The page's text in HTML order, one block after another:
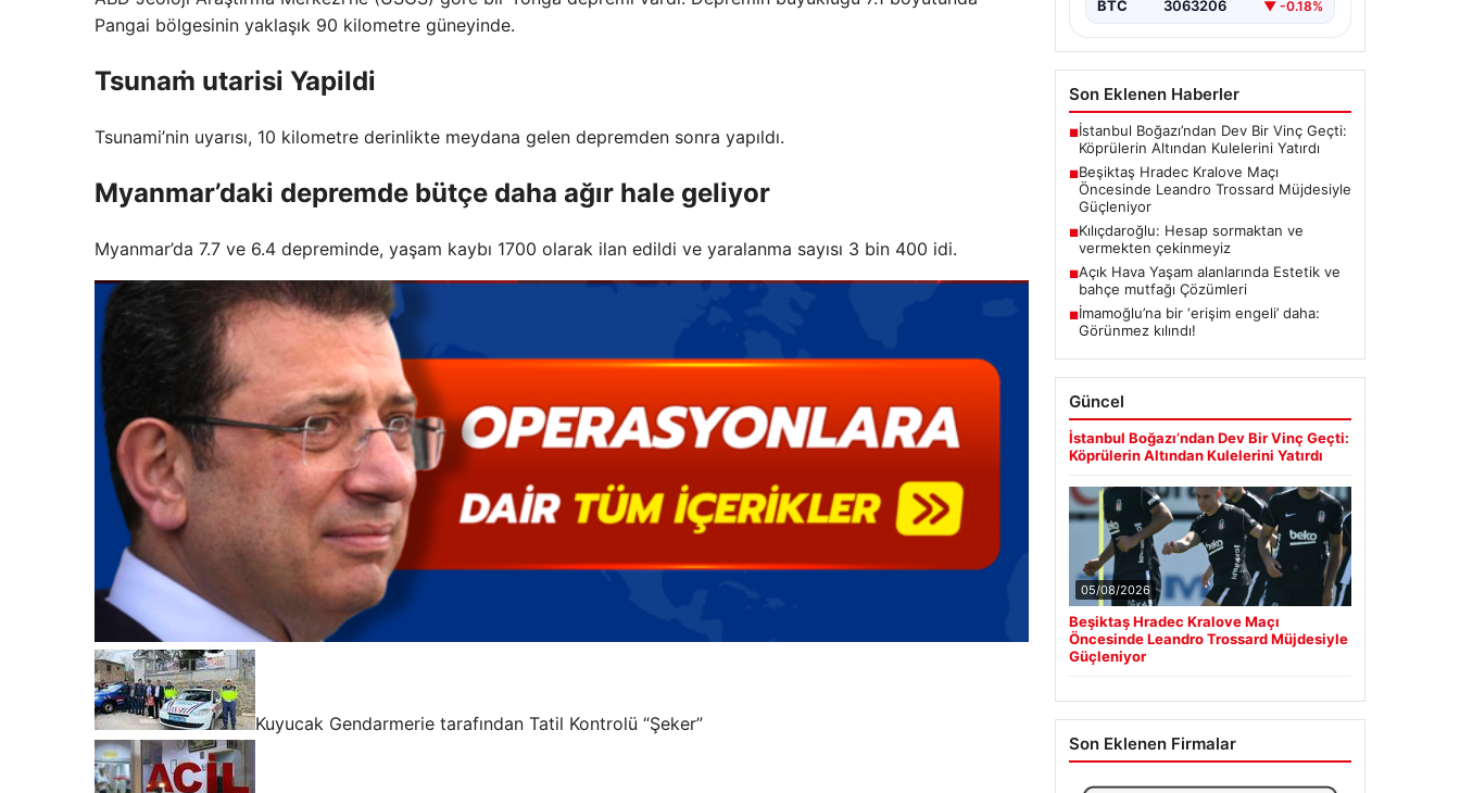
Pangai bölgesinin yaklaşık 90 kilometre güneyinde.
Tsunaṁ utarisi Yapildi
Tsunami’nin uyarısı, 10 kilometre derinlikte meydana gelen depremden sonra yapıldı.
Myanmar’daki depremde bütçe daha ağır hale geliyor
Myanmar’da 7.7 ve 6.4 depreminde, yaşam kaybı 1700 olarak ilan edildi ve yaralanma sayısı 3 bin 400 idi.
Kuyucak Gendarmerie tarafından Tatil Kontrolü “Şeker”
BTC 3063206 ▼ -0.18%
Son Eklenen Haberler
■İstanbul Boğazı’ndan Dev Bir Vinç Geçti:
Köprülerin Altından Kulelerini Yatırdı
■Beşiktaş Hradec Kralove Maçı
Öncesinde Leandro Trossard Müjdesiyle
Güçleniyor
■Kılıçdaroğlu: Hesap sormaktan ve
vermekten çekinmeyiz
■Açık Hava Yaşam alanlarında Estetik ve
bahçe mutfağı Çözümleri
■İmamoğlu’na bir ‘erişim engeli’ daha:
Görünmez kılındı!
Güncel
İstanbul Boğazı’ndan Dev Bir Vinç Geçti:
Köprülerin Altından Kulelerini Yatırdı
05/08/2026
Beşiktaş Hradec Kralove Maçı
Öncesinde Leandro Trossard Müjdesiyle
Güçleniyor
Son Eklenen Firmalar